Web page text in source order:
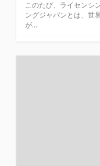
このたび、ライセンシ
ングジャパンとは、世
が...